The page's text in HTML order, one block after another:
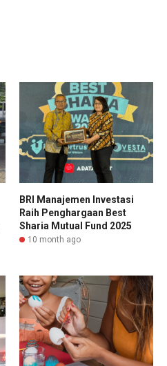
BRI Manajemen Investasi
Raih Penghargaan Best
Sharia Mutual Fund 2025
10 month ago